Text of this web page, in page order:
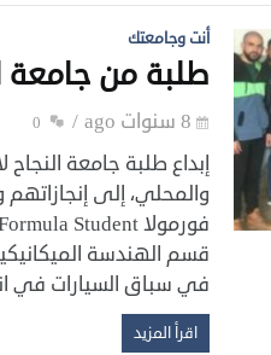
أنت وجامعتك
طلبة من جامعة
8 سنوات ago 0
إبداع طلبة جامعة
والمحلي، إلى
قسم الهندسة
في سباق السيارات في
اقرأ المزيد